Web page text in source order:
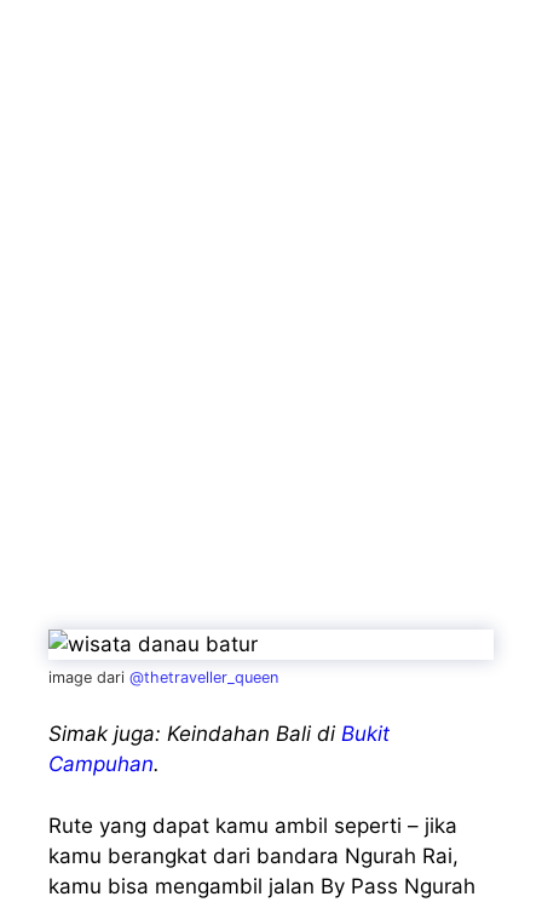
image dari @thetraveller_queen
Simak juga: Keindahan Bali di Bukit
Campuhan.
Rute yang dapat kamu ambil seperti – jika
kamu berangkat dari bandara Ngurah Rai,
kamu bisa mengambil jalan By Pass Ngurah